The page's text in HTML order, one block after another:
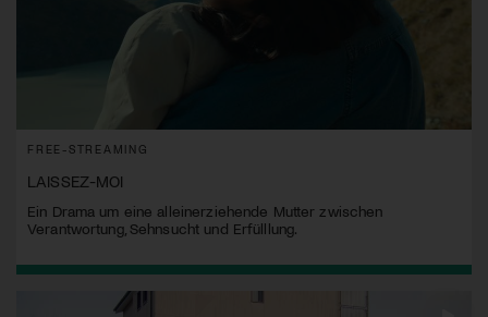
FREE-STREAMING
LAISSEZ-MOI
Ein Drama um eine alleinerziehende Mutter zwischen
Verantwortung, Sehnsucht und Erfülllung.